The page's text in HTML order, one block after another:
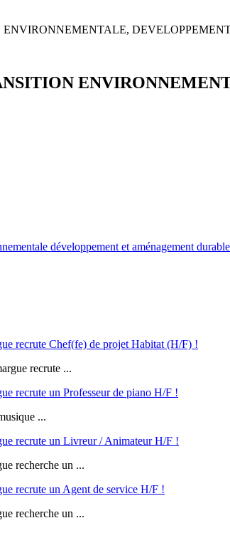
développement et aménagement durable
recrute Chef(fe) de projet Habitat (H/F) !
recrute ...
recrute un Professeur de piano H/F !
...
recrute un Livreur / Animateur H/F !
recherche un ...
recrute un Agent de service H/F !
recherche un ...